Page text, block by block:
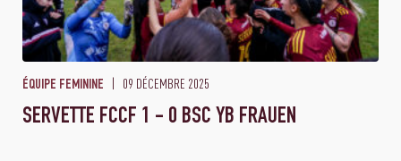
ÉQUIPE FEMININE 09 DÉCEMBRE 2025
SERVETTE FCCF 1 - 0 BSC YB FRAUEN